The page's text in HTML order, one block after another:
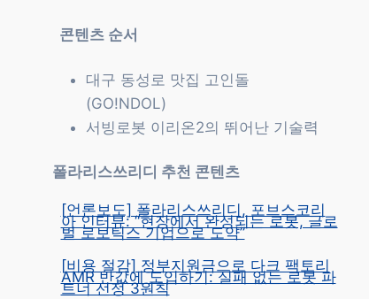
콘텐츠 순서
대구 동성로 맛집 고인돌
(GO!NDOL)
서빙로봇 이리온2의 뛰어난 기술력
폴라리스쓰리디 추천 콘텐츠
[언론보도] 폴라리스쓰리디, 포브스코리
아 인터뷰: “현장에서 완성되는 로봇, 글로
벌 로보틱스 기업으로 도약”
[비용 절감] 정부지원금으로 다크 팩토리
AMR 반값에 도입하기: 실패 없는 로봇 파
트너 선정 3원칙